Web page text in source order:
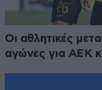
Οι αθλητικές
αγώνες για ΑΕΚ